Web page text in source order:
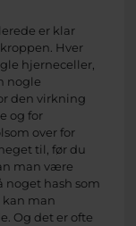
er klar
Hver
hjerneceller,
nogle
den virkning
og for
over for
til, før du
man være
noget hash som
kan man
Og det er ofte